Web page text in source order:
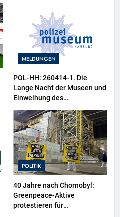
MELDUNGEN
POL-HH: 260414-1. Die
Lange Nacht der Museen und
Einweihung des
sowie neuer
Ausstellungsbereiche im
Polizeimuseum Hamburg
POLITIK
40 Jahre nach Chornobyl:
Greenpeace-Aktive
protestieren für